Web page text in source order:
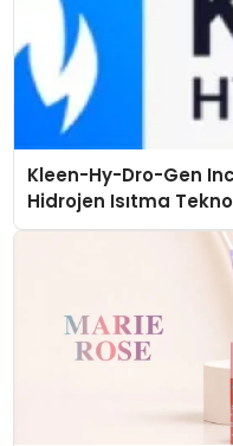
Kleen-Hy-Dro-Gen
Hidrojen Isıtma
Düzenleyici